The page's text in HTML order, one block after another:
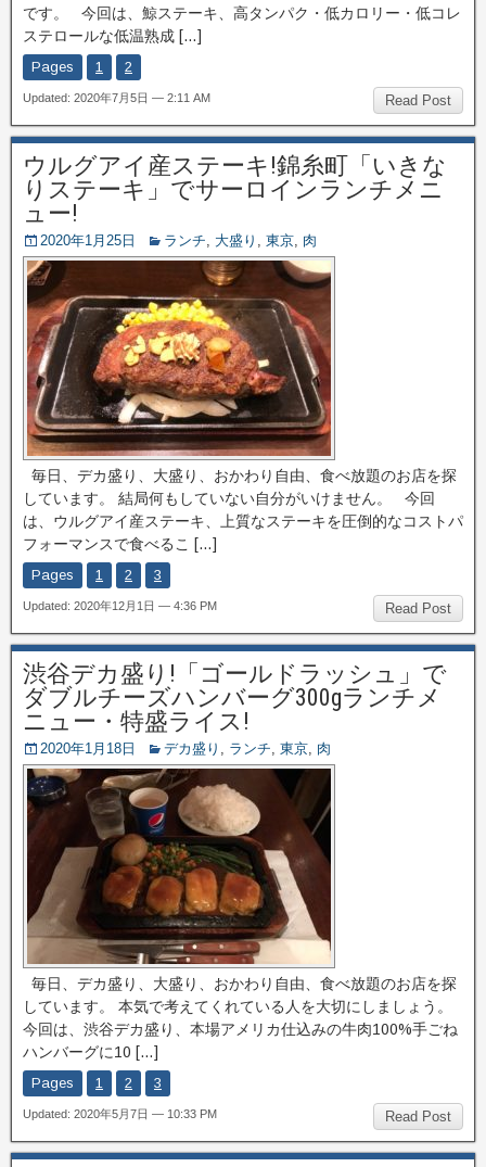
です。 今回は、鯨ステーキ、高タンパク・低カロリー・低コレ
ステロールな低温熟成 […]
Pages 1 2
Read Post
Updated: 2020年7月5日 — 2:11 AM
ウルグアイ産ステーキ!錦糸町「いきな
りステーキ」でサーロインランチメニ
ュー!
2020年1月25日 ランチ, 大盛り , 東京, 肉
毎日、デカ盛り、大盛り、おかわり自由、食べ放題のお店を探
しています。 結局何もしていない自分がいけません。 今回
は、ウルグアイ産ステーキ、上質なステーキを圧倒的なコストパ
フォーマンスで食べるこ […]
Pages 1 2 3
Read Post
Updated: 2020年12月1日 — 4:36 PM
渋谷デカ盛り!「ゴールドラッシュ」で
ダブルチーズハンバーグ300gランチメ
ニュー・特盛ライス!
2020年1月18日 デカ盛り , ランチ, 東京, 肉
毎日、デカ盛り、大盛り、おかわり自由、食べ放題のお店を探
しています。 本気で考えてくれている人を大切にしましょう。
今回は、渋谷デカ盛り、本場アメリカ仕込みの牛肉100%手ごね
ハンバーグに10 […]
Pages 1 2 3
Read Post
Updated: 2020年5月7日 — 10:33 PM